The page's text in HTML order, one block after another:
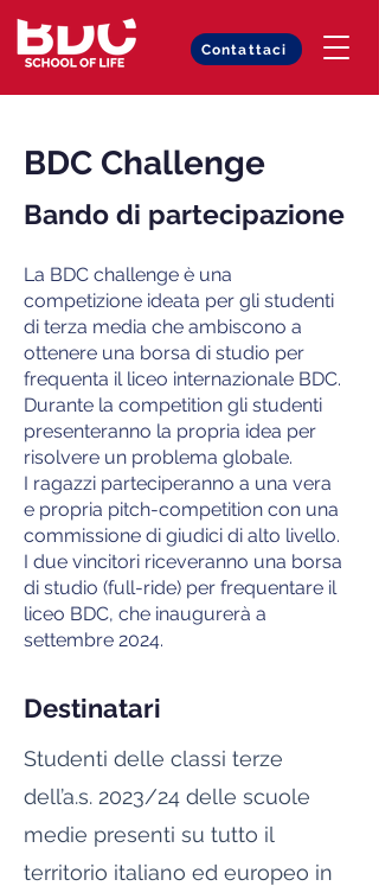
Contattaci
BDC Challenge
Bando di partecipazione
La BDC challenge è una
competizione ideata per gli studenti
di terza media che ambiscono a
ottenere una borsa di studio per
frequenta il liceo internazionale BDC.
Durante la competition gli studenti
presenteranno la propria idea per
risolvere un problema globale.
I ragazzi parteciperanno a una vera
e propria pitch-competition con una
commissione di giudici di alto livello.
I due vincitori riceveranno una borsa
di studio (full-ride) per frequentare il
liceo BDC, che inaugurerà a
settembre 2024.
Destinatari
Studenti delle classi terze
dell’a.s. 2023/24 delle scuole
medie presenti su tutto il
territorio italiano ed europeo in